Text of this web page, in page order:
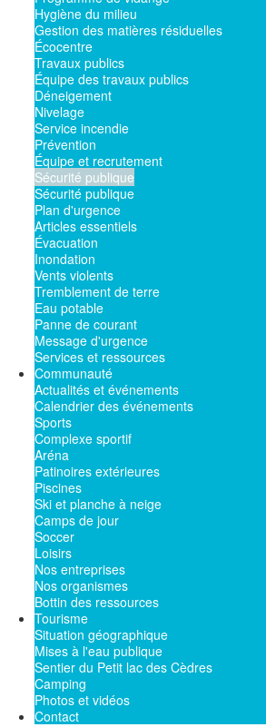
Hygiène du milieu
Gestion des matières résiduelles
Écocentre
Travaux publics
Équipe des travaux publics
Déneigement
Nivelage
Service incendie
Prévention
Équipe et recrutement
Sécurité publique
Sécurité publique
Plan d'urgence
Articles essentiels
Évacuation
Inondation
Vents violents
Tremblement de terre
Eau potable
Panne de courant
Message d'urgence
Services et ressources
Communauté
Actualités et événements
Calendrier des événements
Sports
Complexe sportif
Aréna
Patinoires extérieures
Piscines
Ski et planche à neige
Camps de jour
Soccer
Loisirs
Nos entreprises
Nos organismes
Bottin des ressources
Tourisme
Situation géographique
Mises à l'eau publique
Sentier du Petit lac des Cèdres
Camping
Photos et vidéos
Contact